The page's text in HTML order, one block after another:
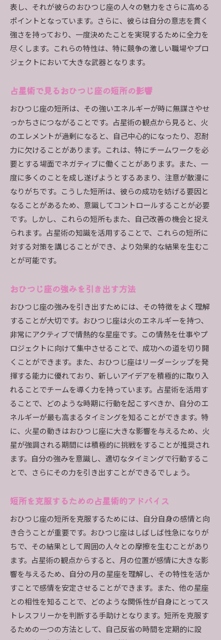
表し、それが彼らのおひつじ座の人々の魅力をさらに高める
ポイントとなっています。さらに、彼らは自分の意志を貫く
強さを持っており、一度決めたことを実現するために全力を
尽くします。これらの特性は、特に競争の激しい職場やプロ
ジェクトにおいて大きな武器となります。
占星術で見るおひつじ座の短所の影響
おひつじ座の短所は、その強いエネルギーが時に無謀さやせ
っかちさにつながることです。占星術の観点から見ると、火
のエレメントが過剰になると、自己中心的になったり、忍耐
力に欠けることがあります。これは、特にチームワークを必
要とする場面でネガティブに働くことがあります。また、一
度に多くのことを成し遂げようとするあまり、注意が散漫に
なりがちです。こうした短所は、彼らの成功を妨げる要因と
なることがあるため、意識してコントロールすることが必要
です。しかし、これらの短所もまた、自己改善の機会と捉え
られます。占星術の知識を活用することで、これらの短所に
対する対策を講じることができ、より効果的な結果を生むこ
とが可能です。
おひつじ座の強みを引き出す方法
おひつじ座の強みを引き出すためには、その特徴をよく理解
することが大切です。おひつじ座は火のエネルギーを持つ、
非常にアクティブで情熱的な星座です。この情熱を仕事やプ
ロジェクトに向けて集中させることで、成功への道を切り開
くことができます。また、おひつじ座はリーダーシップを発
揮する能力に優れており、新しいアイデアを積極的に取り入
れることでチームを導く力を持っています。占星術を活用す
ることで、どのような時期に行動を起こすべきか、自分のエ
ネルギーが最も高まるタイミングを知ることができます。特
に、火星の動きはおひつじ座に大きな影響を与えるため、火
星が強調される期間には積極的に挑戦をすることが推奨され
ます。自分の強みを意識し、適切なタイミングで行動するこ
とで、さらにその力を引き出すことができるでしょう。
短所を克服するための占星術的アドバイス
おひつじ座の短所を克服するためには、自分自身の感情と向
き合うことが重要です。おひつじ座はしばしば性急になりが
ちで、その結果として周囲の人々との摩擦を生むことがあり
ます。占星術の観点からすると、月の位置が感情に大きな影
響を与えるため、自分の月の星座を理解し、その特性を活か
すことで感情を安定させることができます。また、他の星座
との相性を知ることで、どのような関係性が自身にとってス
トレスフリーかを判断する手助けとなります。短所を克服す
るための一つの方法として、自己反省の時間を定期的に設